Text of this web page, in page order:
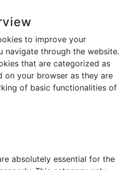
to improve your
navigate through the website.
that are categorized as
on your browser as they are
of basic functionalities of
absolutely essential for the